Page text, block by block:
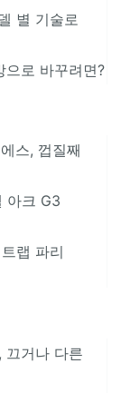
별 기술로
으로 바꾸려면?
스, 껍질째
아크 G3
랩 파리
끄거나 다른